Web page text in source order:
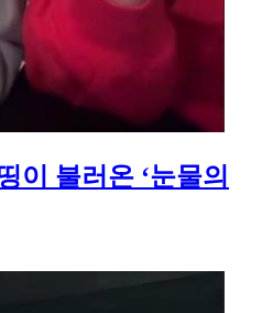
이 불러온 ‘눈물의